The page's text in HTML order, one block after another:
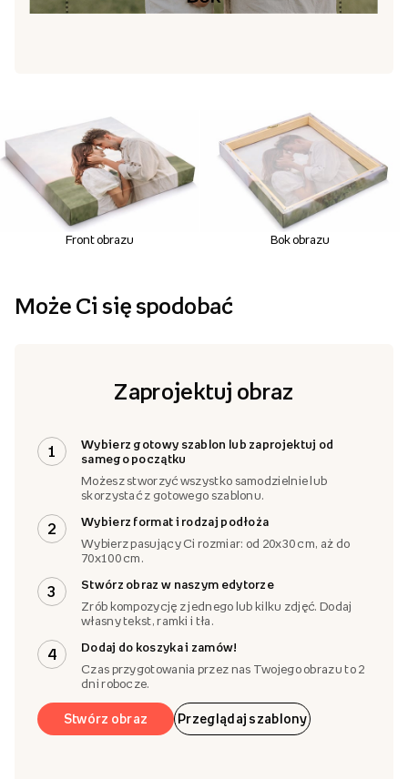
Front obrazu Bok obrazu
Może Ci się spodobać
Zaprojektuj obraz
1
Wybierz gotowy szablon lub zaprojektuj od
samego początku
Możesz stworzyć wszystko samodzielnie lub
skorzystać z gotowego szablonu.
2
Wybierz format i rodzaj podłoża
Wybierz pasujący Ci rozmiar: od 20x30 cm, aż do
70x100 cm.
3
Stwórz obraz w naszym edytorze
Zrób kompozycję z jednego lub kilku zdjęć. Dodaj
własny tekst, ramki i tła.
4
Dodaj do koszyka i zamów!
Czas przygotowania przez nas Twojego obrazu to 2
dni robocze.
Stwórz obraz Przeglądaj szablony